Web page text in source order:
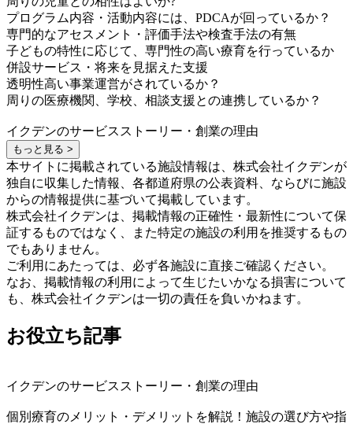
プログラム内容・活動内容には、PDCAが回っているか？
専門的なアセスメント・評価手法や検査手法の有無
子どもの特性に応じて、専門性の高い療育を行っているか
併設サービス・将来を見据えた支援
透明性高い事業運営がされているか？
周りの医療機関、学校、相談支援との連携しているか？
イクデンのサービスストーリー・創業の理由
もっと見る >
本サイトに掲載されている施設情報は、株式会社イクデンが
独自に収集した情報、各都道府県の公表資料、ならびに施設
からの情報提供に基づいて掲載しています。
株式会社イクデンは、掲載情報の正確性・最新性について保
証するものではなく、また特定の施設の利用を推奨するもの
でもありません。
ご利用にあたっては、必ず各施設に直接ご確認ください。
なお、掲載情報の利用によって生じたいかなる損害について
も、株式会社イクデンは一切の責任を負いかねます。
お役立ち記事
イクデンのサービスストーリー・創業の理由
個別療育のメリット・デメリットを解説！施設の選び方や指